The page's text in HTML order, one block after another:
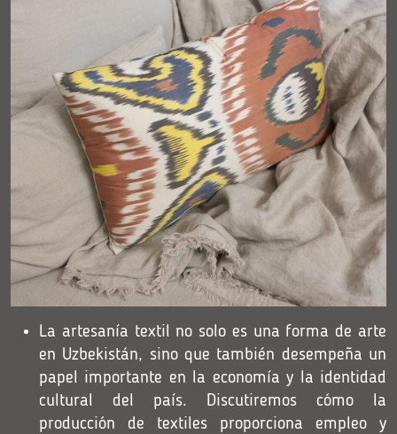
La artesanía textil no solo es una forma de arte
en Uzbekistán, sino que también desempeña un
papel importante en la economía y la identidad
cultural del país. Discutiremos cómo la
producción de textiles proporciona empleo y